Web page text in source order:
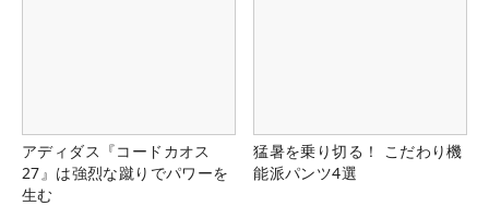
アディダス『コードカオス
27』は強烈な蹴りでパワーを
生む
猛暑を乗り切る！ こだわり機
能派パンツ4選